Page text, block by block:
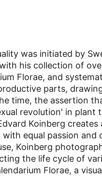
was initiated by
his collection of
Florae, and
parts,
time, the assertion
revolution' in plant
Koinberg
equal passion
Koinberg
the life cycle of
Florae, a